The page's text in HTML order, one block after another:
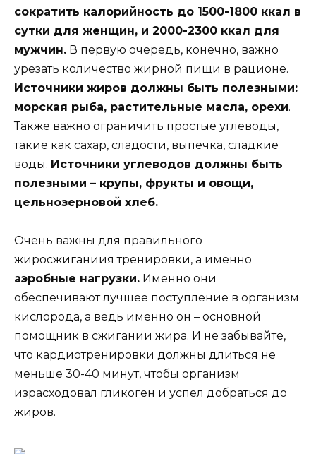
сократить калорийность до 1500-1800 ккал в
сутки для женщин, и 2000-2300 ккал для
мужчин. В первую очередь, конечно, важно
урезать количество жирной пищи в рационе.
Источники жиров должны быть полезными:
морская рыба, растительные масла, орехи.
Также важно ограничить простые углеводы,
такие как сахар, сладости, выпечка, сладкие
воды. Источники углеводов должны быть
полезными – крупы, фрукты и овощи,
цельнозерновой хлеб.
Очень важны для правильного
жиросжиганиия тренировки, а именно
аэробные нагрузки. Именно они
обеспечивают лучшее поступление в организм
кислорода, а ведь именно он – основной
помощник в сжигании жира. И не забывайте,
что кардиотренировки должны длиться не
меньше 30-40 минут, чтобы организм
израсходовал гликоген и успел добраться до
жиров.